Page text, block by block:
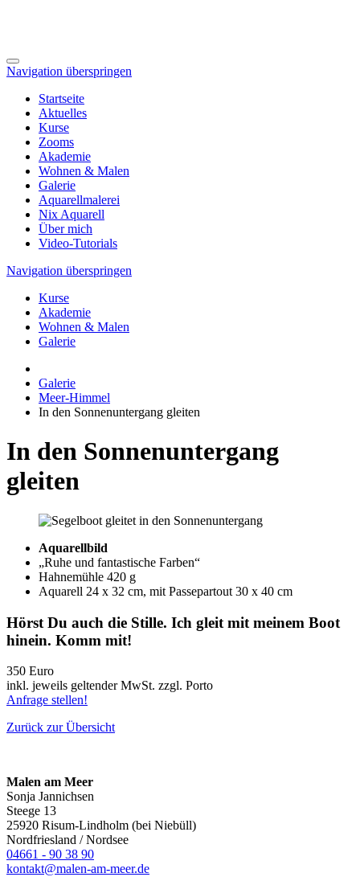
Navigation überspringen
Startseite
Aktuelles
Kurse
Zooms
Akademie
Wohnen & Malen
Galerie
Aquarellmalerei
Nix Aquarell
Über mich
Video-Tutorials
Navigation überspringen
Kurse
Akademie
Wohnen & Malen
Galerie
Galerie
Meer-Himmel
In den Sonnenuntergang gleiten
In den Sonnenuntergang
gleiten
Aquarellbild
„Ruhe und fantastische Farben“
Hahnemühle 420 g
Aquarell 24 x 32 cm, mit Passepartout 30 x 40 cm
Hörst Du auch die Stille. Ich gleit mit meinem Boot
hinein. Komm mit!
350 Euro
inkl. jeweils geltender MwSt. zzgl. Porto
Anfrage stellen!
Zurück zur Übersicht
Malen am Meer
Sonja Jannichsen
Steege 13
25920 Risum-Lindholm (bei Niebüll)
Nordfriesland / Nordsee
04661 - 90 38 90
kontakt@malen-am-meer.de